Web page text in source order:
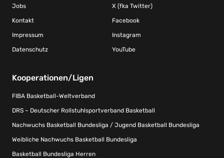
Jobs
Kontakt
Impressum
Datenschutz
X (fka Twitter)
Facebook
Instagram
YouTube
Kooperationen/Ligen
FIBA Basketball-Weltverband
DRS – Deutscher Rollstuhlsportverband Basketball
Nachwuchs Basketball Bundesliga / Jugend Basketball Bundesliga
Weibliche Nachwuchs Basketball Bundesliga
Basketball Bundesliga Herren